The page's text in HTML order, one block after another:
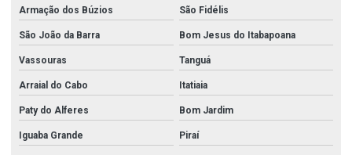
Armação dos Búzios São Fidélis
São João da Barra Bom Jesus do Itabapoana
Vassouras Tanguá
Arraial do Cabo Itatiaia
Paty do Alferes Bom Jardim
Iguaba Grande Piraí